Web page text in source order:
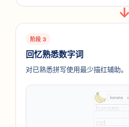
阶段 3
回忆熟悉数字词
对已熟悉拼写使用最少描红辅助。